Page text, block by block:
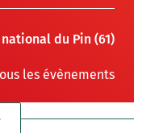
du Pin (61)
les évènements